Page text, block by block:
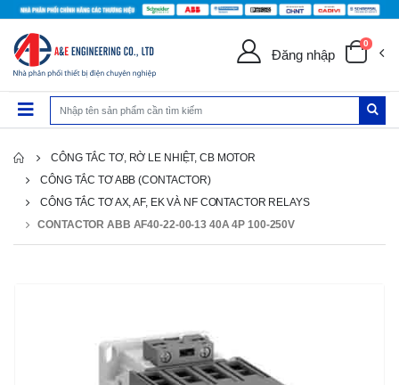
Đăng nhập
0
CÔNG TẮC TƠ, RỜ LE NHIỆT, CB MOTOR
CÔNG TẮC TƠ ABB (CONTACTOR)
CÔNG TẮC TƠ AX, AF, EK VÀ NF CONTACTOR RELAYS
CONTACTOR ABB AF40-22-00-13 40A 4P 100-250V